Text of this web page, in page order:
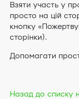
Взяти участь у
просто на цій
кнопку
сторінки).
Допомагати
Назад до списку